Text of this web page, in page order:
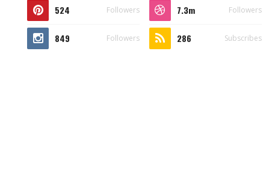
524 Followers 7.3m Followers
849 Followers 286 Subscribes